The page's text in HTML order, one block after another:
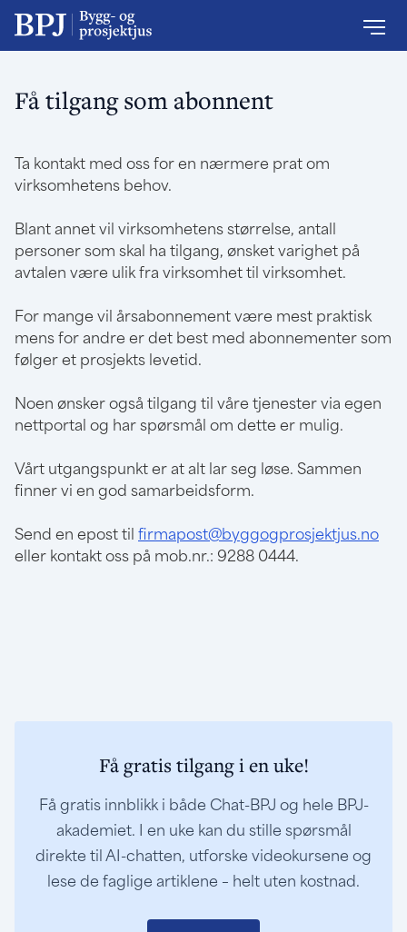
Få tilgang som abonnent
Ta kontakt med oss for en nærmere prat om
virksomhetens behov.
Blant annet vil virksomhetens størrelse, antall
personer som skal ha tilgang, ønsket varighet på
avtalen være ulik fra virksomhet til virksomhet.
For mange vil årsabonnement være mest praktisk
mens for andre er det best med abonnementer som
følger et prosjekts levetid.
Noen ønsker også tilgang til våre tjenester via egen
nettportal og har spørsmål om dette er mulig.
Vårt utgangspunkt er at alt lar seg løse. Sammen
finner vi en god samarbeidsform.
Send en epost til firmapost@byggogprosjektjus.no
eller kontakt oss på mob.nr.: 9288 0444.
Få gratis tilgang i en uke!
Få gratis innblikk i både Chat-BPJ og hele BPJ-
akademiet. I en uke kan du stille spørsmål
direkte til AI-chatten, utforske videokursene og
lese de faglige artiklene – helt uten kostnad.